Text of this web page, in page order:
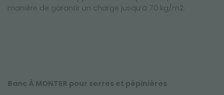
manière de garantir un charge jusqu’à 70 kg/m2.
Banc À MONTER pour serres et pépinières